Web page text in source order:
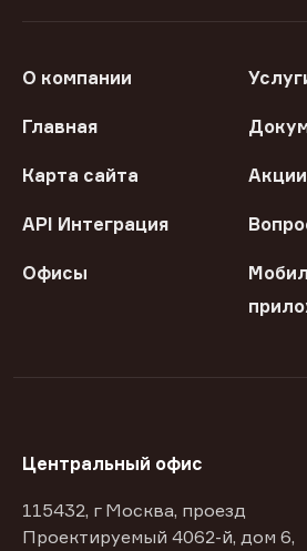
О компании
Главная
Карта сайта Акции
API Интеграция
Офисы
Центральный офис
115432, г Москва, проезд
Проектируемый 4062-й, дом 6,